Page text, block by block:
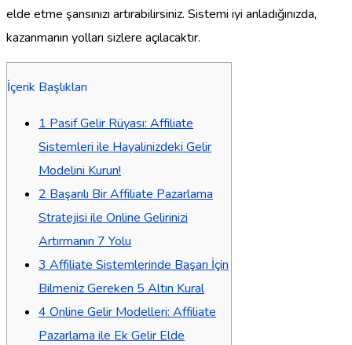
elde etme şansınızı artırabilirsiniz. Sistemi iyi anladığınızda,
kazanmanın yolları sizlere açılacaktır.
İçerik Başlıkları
1 Pasif Gelir Rüyası: Affiliate
Sistemleri ile Hayalinizdeki Gelir
Modelini Kurun!
2 Başarılı Bir Affiliate Pazarlama
Stratejisi ile Online Gelirinizi
Artırmanın 7 Yolu
3 Affiliate Sistemlerinde Başarı İçin
Bilmeniz Gereken 5 Altın Kural
4 Online Gelir Modelleri: Affiliate
Pazarlama ile Ek Gelir Elde